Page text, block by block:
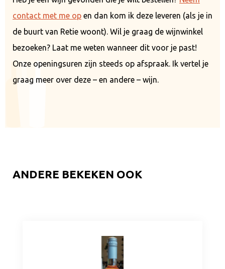
contact met me op en dan kom ik deze leveren (als je in
de buurt van Retie woont). Wil je graag de wijnwinkel
bezoeken? Laat me weten wanneer dit voor je past!
Onze openingsuren zijn steeds op afspraak. Ik vertel je
graag meer over deze – en andere – wijn.
ANDERE BEKEKEN OOK